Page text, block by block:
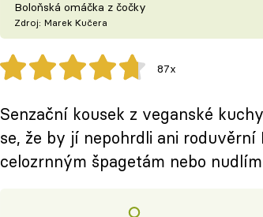
Boloňská omáčka z čočky
Zdroj: Marek Kučera
87x
Senzační kousek z veganské
se, že by jí nepohrdli ani roduvěrní
celozrnným špagetám nebo